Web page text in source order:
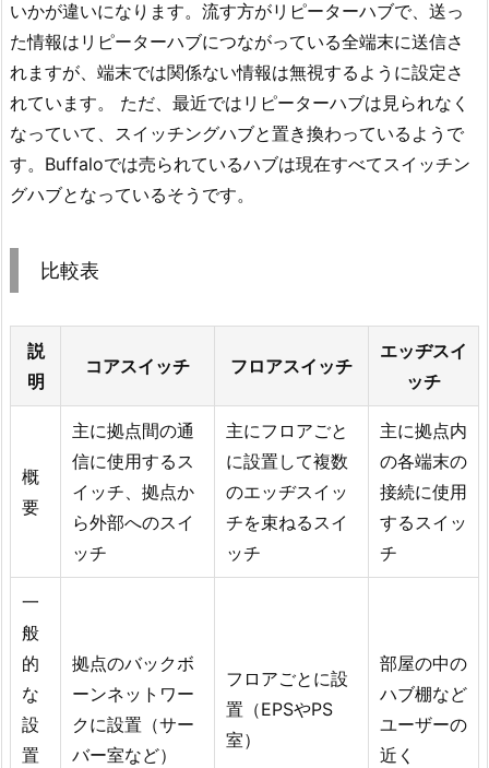
いかが違いになります。流す方がリピーターハブで、送っ
た情報はリピーターハブにつながっている全端末に送信さ
れますが、端末では関係ない情報は無視するように設定さ
れています。 ただ、最近ではリピーターハブは見られなく
なっていて、スイッチングハブと置き換わっているようで
す。Buffaloでは売られているハブは現在すべてスイッチン
グハブとなっているそうです。
比較表
説
明
コアスイッチ フロアスイッチ
エッヂスイ
ッチ
概
要
主に拠点間の通
信に使用するス
イッチ、拠点か
ら外部へのスイ
ッチ
主にフロアごと
に設置して複数
のエッヂスイッ
チを束ねるスイ
ッチ
主に拠点内
の各端末の
接続に使用
するスイッ
チ
一
般
的
な
設
置
拠点のバックボ
ーンネットワー
クに設置（サー
バー室など）
フロアごとに設
置（EPSやPS
室）
部屋の中の
ハブ棚など
ユーザーの
近く